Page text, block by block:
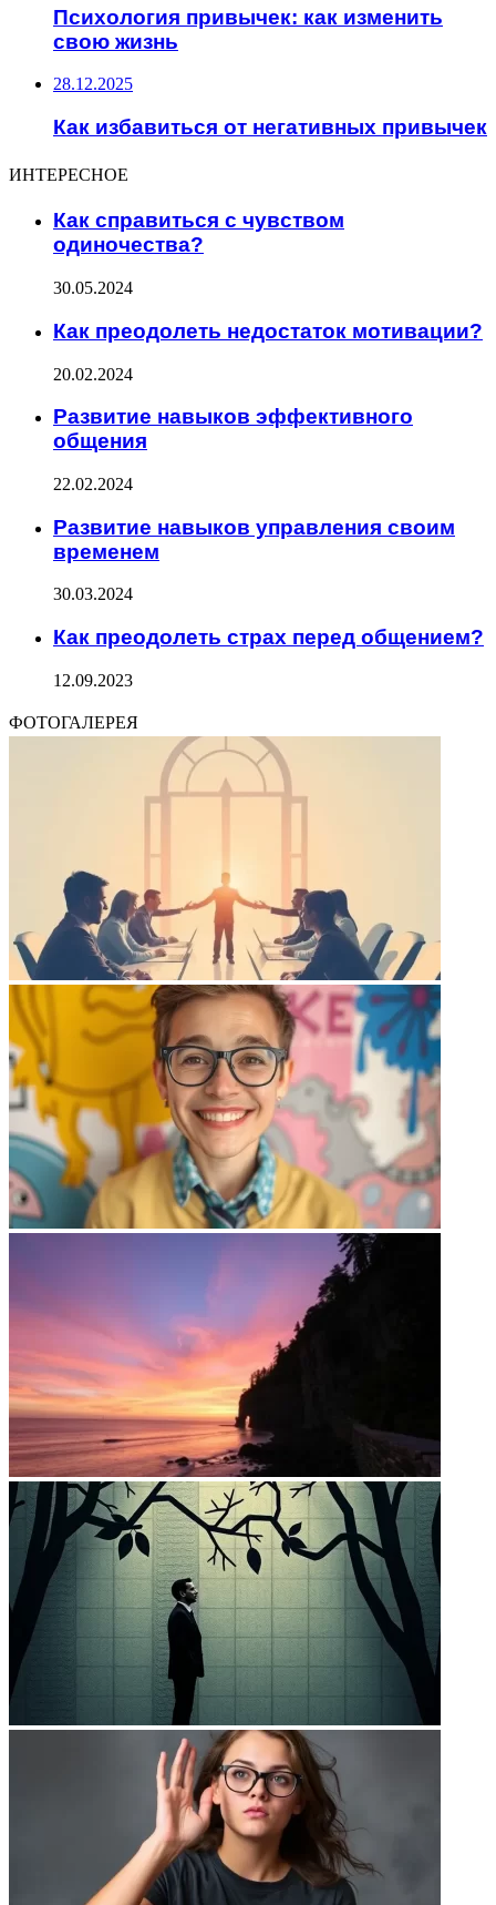
Психология привычек: как изменить
свою жизнь
28.12.2025
Как избавиться от негативных привычек
ИНТЕРЕСНОЕ
Как справиться с чувством
одиночества?
30.05.2024
Как преодолеть недостаток мотивации?
20.02.2024
Развитие навыков эффективного
общения
22.02.2024
Развитие навыков управления своим
временем
30.03.2024
Как преодолеть страх перед общением?
12.09.2023
ФОТОГАЛЕРЕЯ